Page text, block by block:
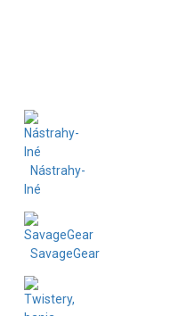
Savage Gear
Vagasky Lures
Nástrahy-
Iné
SavageGear